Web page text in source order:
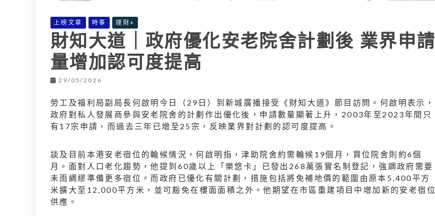
上榜文章 時事 理財+
財知大道｜政府優化安老院舍計劃後 業界申請
量增加認可度提高
29/05/2026
勞工及福利局副局長何啟明今日（29日）到新城廣播接受《財知大道》節目訪問。何啟明表示，
政府對私人發展商參與安老院舍的計劃作出優化後，申請數量顯著上升，2003年至2023年間只
有17宗申請，而過去三年已增至25宗，反映業界對計劃的認可度提高。
談及目前本港安老宿位的輪候情況，何啟明指，津助院舍約需輪候19個月，買位院舍則約6個
月。面對人口老化趨勢，他提到60歲以上「樂悠卡」已發出268萬張實名制登記，強調政府需要
未雨綢繆準備更多宿位。而政府已優化有關計劃，措施包括將免補地價的範圍由原本5,400平方
米擴大至12,000平方米，並可豁免在樓面面積之外。他期望在市區重建項目中增加新的安老宿位
供應。